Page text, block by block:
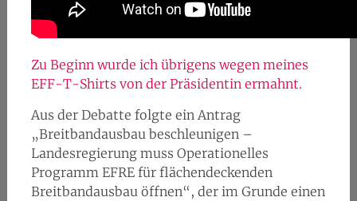
Zu Beginn wurde ich übrigens wegen meines
EFF-T-Shirts von der Präsidentin ermahnt.
Aus der Debatte folgte ein Antrag
„Breitbandausbau beschleunigen –
Landesregierung muss Operationelles
Programm EFRE für flächendeckenden
Breitbandausbau öffnen“, der im Grunde einen